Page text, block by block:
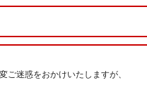
迷惑をおかけいたしますが、